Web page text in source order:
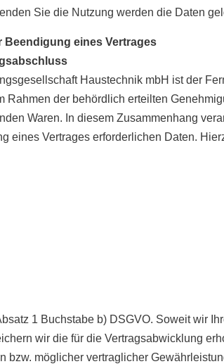
Sie die Nutzung werden die Daten
eines Vertrages
Haustechnik mbH ist der
Rahmen der behördlich erteilten
Waren. In diesem Zusammenhang
eines Vertrages erforderlichen Daten.
1 Buchstabe b) DSGVO. Soweit wir
wir die für die Vertragsabwicklung
bzw. möglicher vertraglicher